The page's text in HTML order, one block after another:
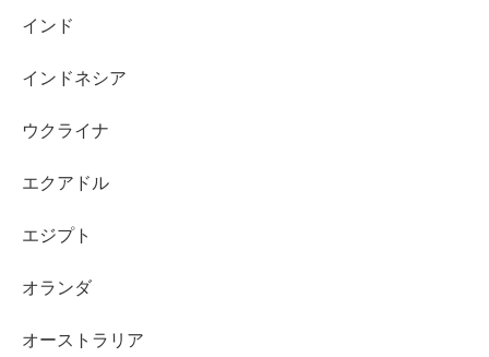
インド
インドネシア
ウクライナ
エクアドル
エジプト
オランダ
オーストラリア